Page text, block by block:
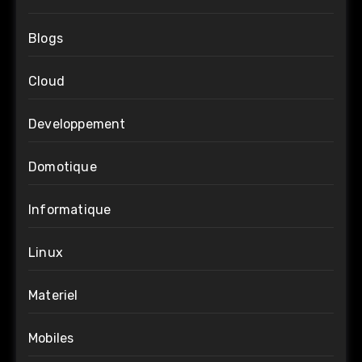
Blogs
Cloud
Developpement
Domotique
Informatique
Linux
Materiel
Mobiles